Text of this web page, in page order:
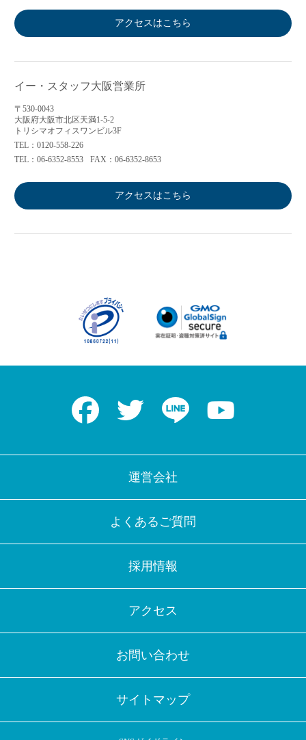
アクセスはこちら
イー・スタッフ大阪営業所
〒530-0043
大阪府大阪市北区天満1-5-2
トリシマオフィスワンビル3F
TEL：0120-558-226
TEL：06-6352-8553
FAX：06-6352-8653
アクセスはこちら
Facebook Twitter LINE
運営会社
よくあるご質問
採用情報
アクセス
お問い合わせ
サイトマップ